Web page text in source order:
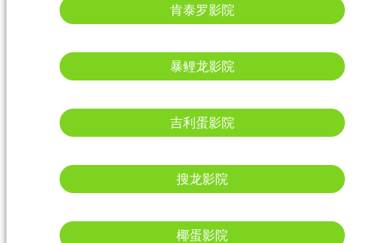
肯泰罗影院
暴鲤龙影院
吉利蛋影院
搜龙影院
椰蛋影院